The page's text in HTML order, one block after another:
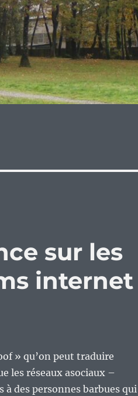
sur les
internet
» qu’on peut traduire
les réseaux asociaux –
des personnes barbues qui